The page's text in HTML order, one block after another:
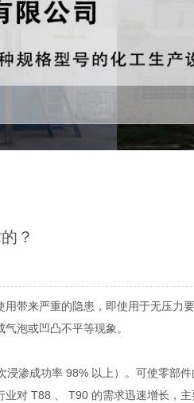
？
带来严重的隐患，即使用于无压力
泡或凹凸不平等现象。
渗成功率 98% 以上）。可使零部
对 T88 、 T90 的需求迅速增长，